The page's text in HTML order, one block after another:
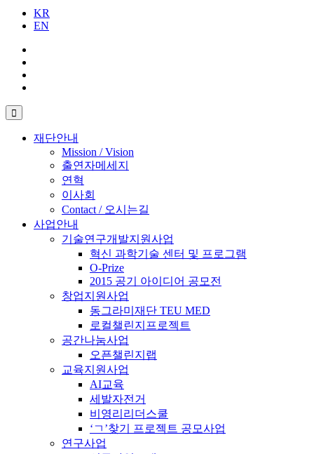
KR
EN
재단안내
Mission / Vision
출연자메세지
연혁
이사회
Contact / 오시는길
사업안내
기술연구개발지원사업
혁신 과학기술 센터 및 프로그램
O-Prize
2015 공기 아이디어 공모전
창업지원사업
동그라미재단 TEU MED
로컬챌린지프로젝트
공간나눔사업
오픈챌린지랩
교육지원사업
AI교육
세발자전거
비영리리더스쿨
‘ㄱ’찾기 프로젝트 공모사업
연구사업